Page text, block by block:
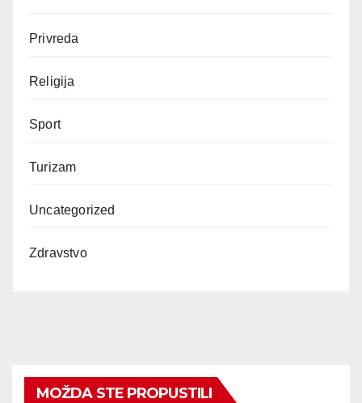
Privreda
Religija
Sport
Turizam
Uncategorized
Zdravstvo
MOŽDA STE PROPUSTILI